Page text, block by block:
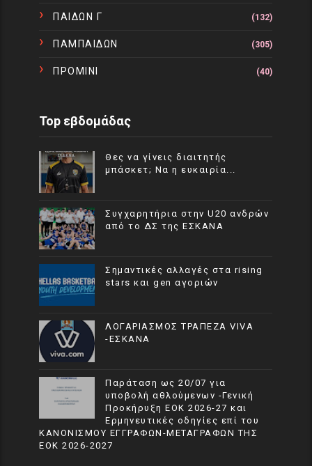
ΠΑΙΔΩΝ Γ (132)
ΠΑΜΠΑΙΔΩΝ (305)
ΠΡΟΜΙΝΙ (40)
Top εβδομάδας
Θες να γίνεις διαιτητής
μπάσκετ; Να η ευκαιρία...
Συγχαρητήρια στην U20 ανδρών
από το ΔΣ της ΕΣΚΑΝΑ
Σημαντικές αλλαγές στα rising
stars και gen αγοριών
ΛΟΓΑΡΙΑΣΜΟΣ ΤΡΑΠΕΖΑ VIVA
-ΕΣΚΑΝΑ
Παράταση ως 20/07 για
υποβολή αθλούμενων -Γενική
Προκήρυξη ΕΟΚ 2026-27 και
Ερμηνευτικές οδηγίες επί του
ΚΑΝΟΝΙΣΜΟΥ ΕΓΓΡΑΦΩΝ-ΜΕΤΑΓΡΑΦΩΝ ΤΗΣ
ΕΟΚ 2026-2027